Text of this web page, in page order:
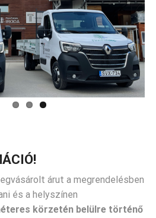
árut a megrendelésben
és a helyszínen
körzetén belülre történő